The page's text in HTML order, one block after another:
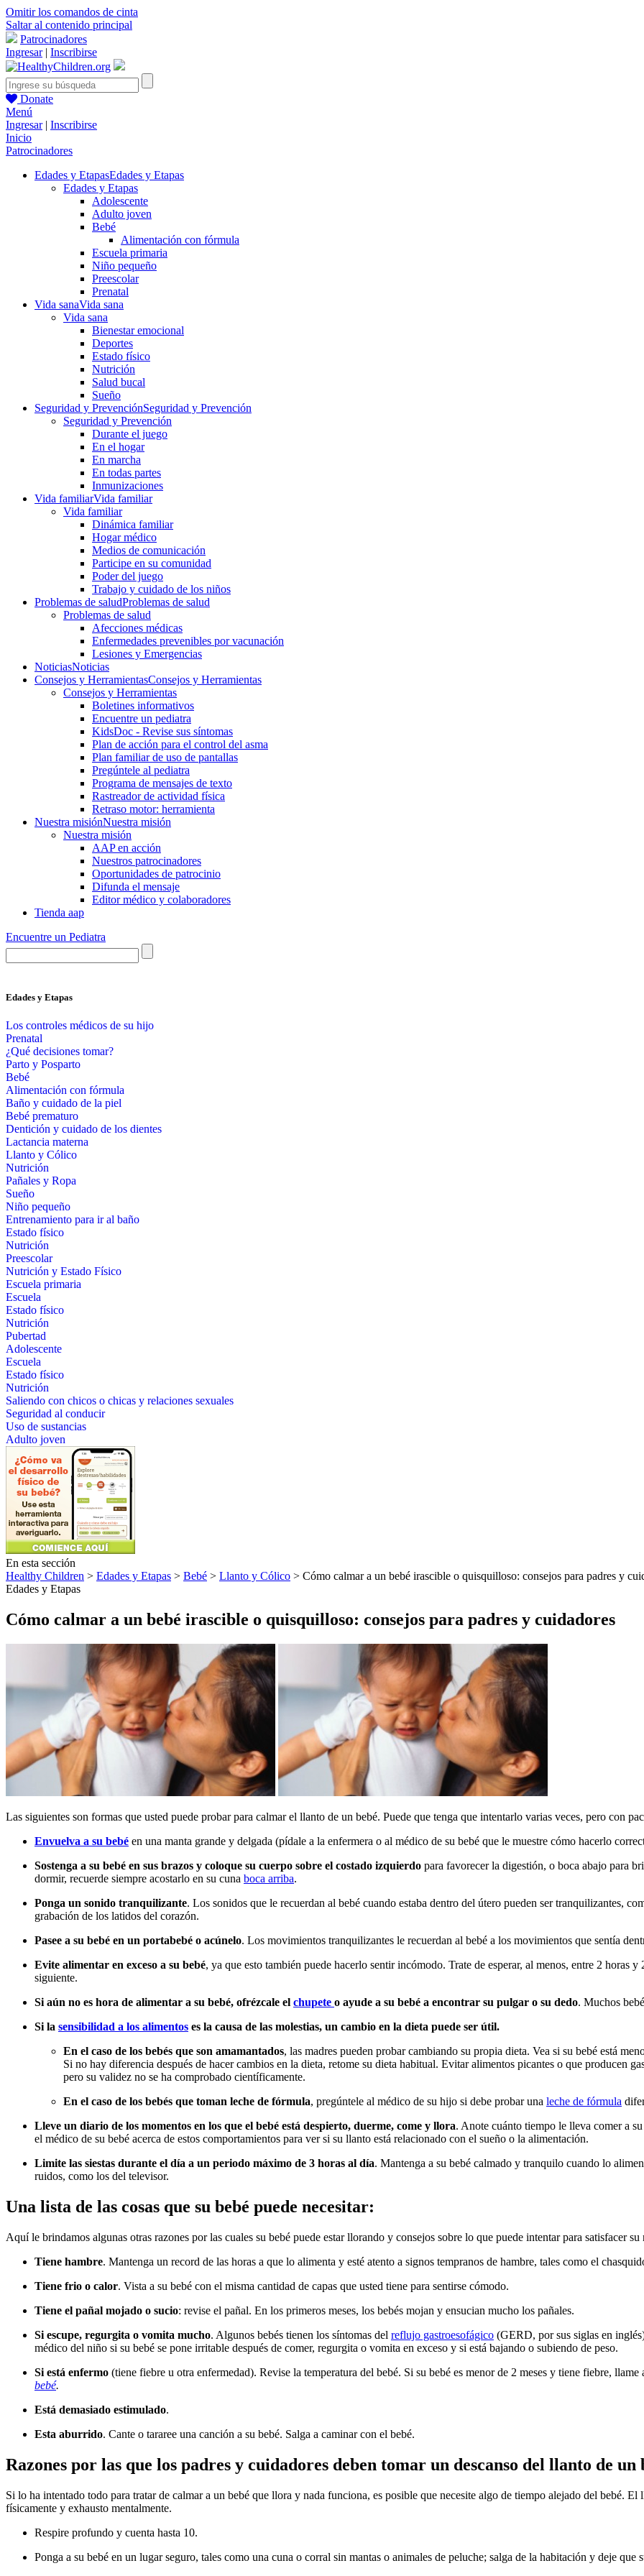
Omitir los comandos de cinta
Saltar al contenido principal
Patrocinadores
Ingresar| Inscribirse
Donate
Menú
Ingresar| Inscribirse
Inicio
Patrocinadores
Edades y EtapasEdades y Etapas
Edades y Etapas
Adolescente
Adulto joven
Bebé
Alimentación con fórmula
Escuela primaria
Niño pequeño
Preescolar
Prenatal
Vida sanaVida sana
Vida sana
Bienestar emocional
Deportes
Estado físico
Nutrición
Salud bucal
Sueño
Seguridad y PrevenciónSeguridad y Prevención
Seguridad y Prevención
Durante el juego
En el hogar
En marcha
En todas partes
Inmunizaciones
Vida familiarVida familiar
Vida familiar
Dinámica familiar
Hogar médico
Medios de comunicación
Participe en su comunidad
Poder del juego
Trabajo y cuidado de los niños
Problemas de saludProblemas de salud
Problemas de salud
Afecciones médicas
Enfermedades prevenibles por vacunación
Lesiones y Emergencias
NoticiasNoticias
Consejos y HerramientasConsejos y Herramientas
Consejos y Herramientas
Boletines informativos
Encuentre un pediatra
KidsDoc - Revise sus síntomas
Plan de acción para el control del asma
Plan familiar de uso de pantallas
Pregúntele al pediatra
Programa de mensajes de texto
Rastre​​ador de activida​d física
Retraso motor: herramienta
Nuestra misiónNuestra misión
Nuestra misión
AAP en acción
Nuestros patrocinadores
Oportunidades de patrocinio
Difunda el mensaje
Editor médico y colaboradores
Tienda aap
Encuentre un Pediatra
Edades y Etapas
Los controles médicos de su hijo
Prenatal
¿Qué decisiones tomar?
Parto y Posparto
Bebé
Alimentación con fórmula
Baño y cuidado de la piel
Bebé prematuro
Dentición y cuidado de los dientes
Lactancia materna
Llanto y Cólico
Nutrición
Pañales y Ropa
Sueño
Niño pequeño
Entrenamiento para ir al baño
Estado físico
Nutrición
Preescolar
Nutrición y Estado Físico
Escuela primaria
Escuela
Estado físico
Nutrición
Pubertad
Adolescente
Escuela
Estado físico
Nutrición
Saliendo con chicos o chicas y relaciones sexuales
Seguridad al conducir
Uso de sustancias
Adulto joven
En esta sección
Healthy Children > Edades y Etapas > Bebé > Llanto y Cólico > Cómo calmar a un bebé irascible o quisquilloso: consejos para padres y
Edades y Etapas
Cómo calmar a un bebé irascible o quisquilloso: consejos para padres y cuidadores
Las siguientes son formas que usted puede probar para calmar el llanto de un bebé. Puede que tenga que intentarlo varias veces, pero con
Envuelva a su bebé en una manta grande y delgada (pídale a la enfermera o al médico de su bebé que le muestre cómo hacerlo
Sostenga a su bebé en sus brazos y coloque su cuerpo sobre el costado izquierdo para favorecer la digestión, o boca abajo para
dormir, recuerde siempre acostarlo en su cuna boca arriba.
Ponga un sonido tranquilizante. Los sonidos que le recuerdan al bebé cuando estaba dentro del útero pueden ser tranquilizantes,
grabación de los latidos del corazón.
Pasee a su bebé en un portabebé o acúnelo. Los movimientos tranquilizantes le recuerdan al bebé a los movimientos que sentía
Evite alimentar en exceso a su bebé, ya que esto también puede hacerlo sentir incómodo. Trate de esperar, al menos, entre 2 horas
siguiente.
Si aún no es hora de alimentar a su bebé, ofrézcale el chupete o ayude a su bebé a encontrar su pulgar o su dedo. Muchos
Si la sensibilidad a los alimentos es la causa de las molestias, un cambio en la dieta puede ser útil.
En el caso de los bebés que son amamantados, las madres pueden probar cambiando su propia dieta. Vea si su bebé está
Si no hay diferencia después de hacer cambios en la dieta, retome su dieta habitual. Evitar alimentos picantes o que producen
pero su validez no se ha comprobado científicamente.
En el caso de los bebés que toman leche de fórmula, pregúntele al médico de su hijo si debe probar una leche de fórmula
Lleve un diario de los momentos en los que el bebé está despierto, duerme, come y llora. Anote cuánto tiempo le lleva comer a
el médico de su bebé acerca de estos comportamientos para ver si su llanto está relacionado con el sueño o la alimentación.
Limite las siestas durante el día a un periodo máximo de 3 horas al día. Mantenga a su bebé calmado y tranquilo cuando lo
ruidos, como los del televisor.
Una lista de las cosas que su bebé puede necesitar:
Aquí le brindamos algunas otras razones por las cuales su bebé puede estar llorando y consejos sobre lo que puede intentar para satisfacer su
Tiene hambre. Mantenga un record de las horas a que lo alimenta y esté atento a signos tempranos de hambre, tales como el
Tiene frio o calor. Vista a su bebé con el misma cantidad de capas que usted tiene para sentirse cómodo.
Tiene el pañal mojado o sucio: revise el pañal. En los primeros meses, los bebés mojan y ensucian mucho los pañales.
Si escupe, regurgita o vomita mucho. Algunos bebés tienen los síntomas del reflujo gastroesofágico (GERD, por sus siglas en
médico del niño si su bebé se pone irritable después de comer, regurgita o vomita en exceso y si está bajando o subiendo de peso.
Si está enfermo (tiene fiebre u otra enfermedad). Revise la temperatura del bebé. Si su bebé es menor de 2 meses y tiene fiebre,
bebé.
Está demasiado estimulado.
Esta aburrido. Cante o tararee una canción a su bebé. Salga a caminar con el bebé.
Razones por las que los padres y cuidadores deben tomar un descanso del llanto de un
Si lo ha intentado todo para tratar de calmar a un bebé que llora y nada funciona, es posible que necesite algo de tiempo alejado del bebé.
físicamente y exhausto mentalmente.
Respire profundo y cuenta hasta 10.
Ponga a su bebé en un lugar seguro, tales como una cuna o corral sin mantas o animales de peluche; salga de la habitación y deje que